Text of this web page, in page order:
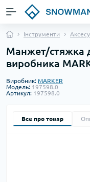
Інструменти
Манжет/стяжка
виробника
Виробник: MARKER
Модель: 197598.0
Артикул: 197598.0
Все про товар